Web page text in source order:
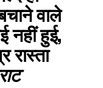
वाले
नहीं हुई,
रास्ता